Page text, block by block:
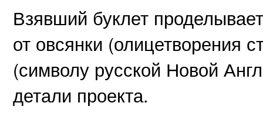
Взявший буклет
от овсянки (олицетворения
(символу русской Новой
детали проекта.